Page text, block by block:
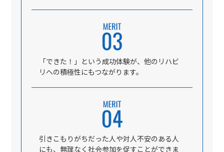
「できた！」という成功体験が、他のリハビ
リへの積極性にもつながります。
引きこもりがちだった人や対人不安のある人
にも、無理なく社会参加を促すことができま